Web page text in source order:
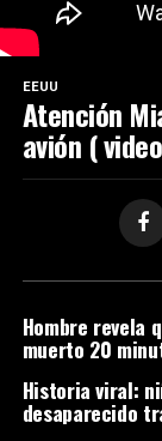
EEUU
Atención
avión (
Hombre revela
muerto 20
Historia viral:
desaparecido